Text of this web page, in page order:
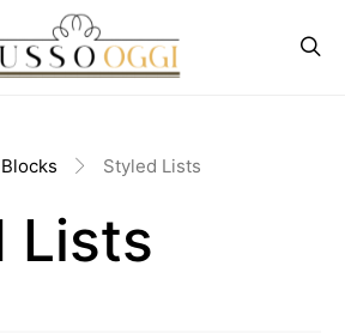
Styled Lists
Lists